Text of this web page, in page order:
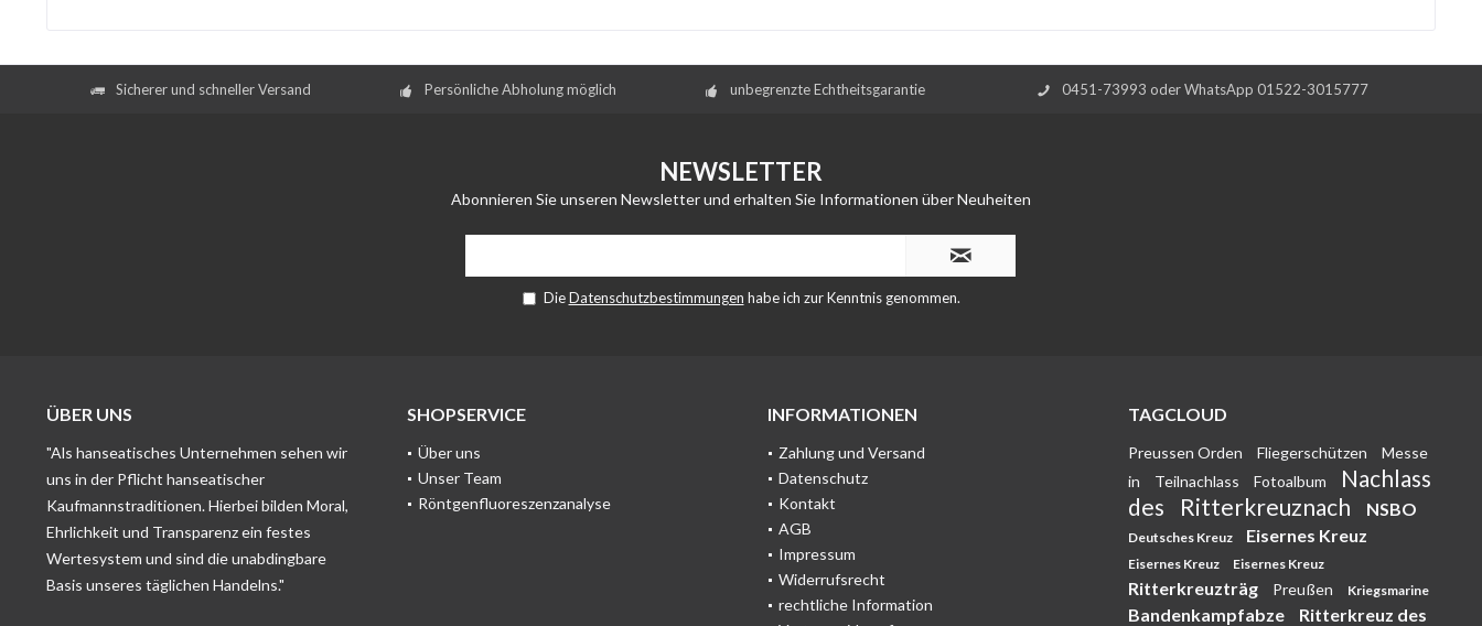
Sicherer und schneller Versand Persönliche Abholung möglich unbegrenzte Echtheitsgarantie 0451-73993 oder WhatsApp 01522-3015777
NEWSLETTER
Abonnieren Sie unseren Newsletter und erhalten Sie Informationen über Neuheiten
DieDatenschutzbestimmungen habe ich zur Kenntnis genommen.
ÜBER UNS
"Als hanseatisches Unternehmen sehen wir
uns in der Pflicht hanseatischer
Kaufmannstraditionen. Hierbei bilden Moral,
Ehrlichkeit und Transparenz ein festes
Wertesystem und sind die unabdingbare
Basis unseres täglichen Handelns."
SHOPSERVICE
Über uns
Unser Team
Röntgenfluoreszenzanalyse
INFORMATIONEN
Zahlung und Versand
Datenschutz
Kontakt
AGB
Impressum
Widerrufsrecht
rechtliche Information
TAGCLOUD
Preussen Orden Fliegerschützen
Messe
in
Teilnachlass Fotoalbum
Nachlass
des
Ritterkreuznach NSBO
Deutsches Kreuz Eisernes Kreuz
Eisernes Kreuz Eisernes Kreuz
Ritterkreuzträg Preußen Kriegsmarine
Bandenkampfabze
Ritterkreuz des